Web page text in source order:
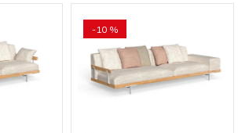
-10 %